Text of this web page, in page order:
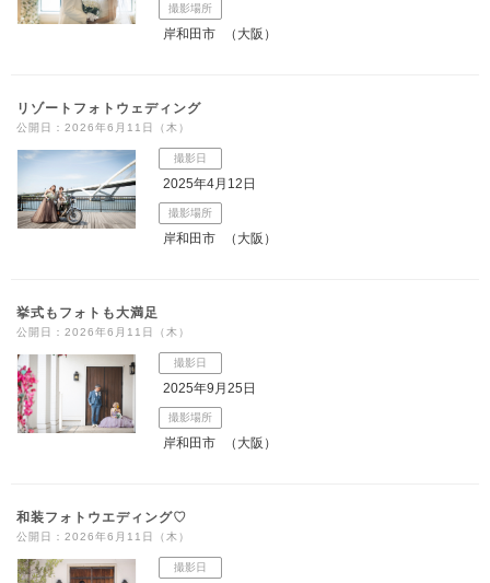
撮影場所
岸和田市 （大阪）
リゾートフォトウェディング
公開日：2026年6月11日（木）
撮影日
2025年4月12日
撮影場所
岸和田市 （大阪）
挙式もフォトも大満足
公開日：2026年6月11日（木）
撮影日
2025年9月25日
撮影場所
岸和田市 （大阪）
和装フォトウエディング♡
公開日：2026年6月11日（木）
撮影日